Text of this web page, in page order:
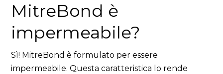
MitreBond è
impermeabile?
Sì! MitreBond è formulato per essere
impermeabile. Questa caratteristica lo rende